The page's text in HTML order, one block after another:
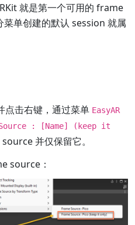
就是第一个可用的 frame
单创建的默认 session 就属
点击右键，通过菜单 EasyAR
Source : [Name] (keep it
并仅保留它。
source：